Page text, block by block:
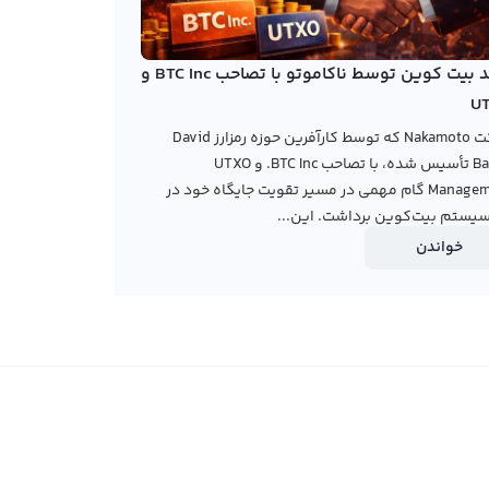
خرید بیت کوین توسط ناکاموتو با تصاحب BTC Inc و
شرکت Nakamoto که توسط کارآفرین حوزه رمزارز David
Bailey تأسیس شده، با تصاحب BTC Inc. و UTXO
Management گام مهمی در مسیر تقویت جایگاه خود در
بیت‌کوین برداشت. این...
خواندن